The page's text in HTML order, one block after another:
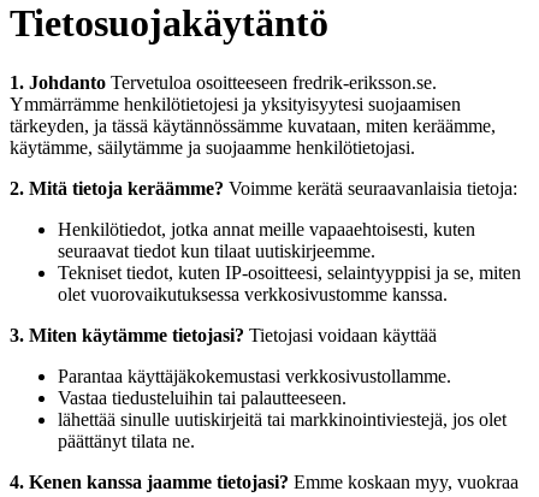
Tietosuojakäytäntö
1. Johdanto Tervetuloa osoitteeseen fredrik-eriksson.se.
Ymmärrämme henkilötietojesi ja yksityisyytesi suojaamisen
tärkeyden, ja tässä käytännössämme kuvataan, miten keräämme,
käytämme, säilytämme ja suojaamme henkilötietojasi.
2. Mitä tietoja keräämme? Voimme kerätä seuraavanlaisia tietoja:
Henkilötiedot, jotka annat meille vapaaehtoisesti, kuten
seuraavat tiedot kun tilaat uutiskirjeemme.
Tekniset tiedot, kuten IP-osoitteesi, selaintyyppisi ja se, miten
olet vuorovaikutuksessa verkkosivustomme kanssa.
3. Miten käytämme tietojasi? Tietojasi voidaan käyttää
Parantaa käyttäjäkokemustasi verkkosivustollamme.
Vastaa tiedusteluihin tai palautteeseen.
lähettää sinulle uutiskirjeitä tai markkinointiviestejä, jos olet
päättänyt tilata ne.
4. Kenen kanssa jaamme tietojasi? Emme koskaan myy, vuokraa